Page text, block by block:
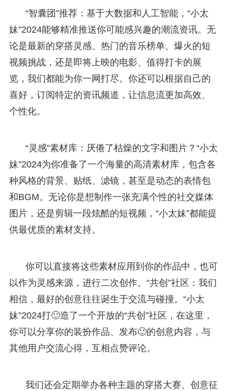
“智囊团”推荐：基于大数据和人工智能，“小太
妹”2024能够精准推送你可能感兴趣的潮流资讯。无
论是最新的穿搭灵感、热门的音乐榜单、爆火的短
视频挑战，还是即将上映的电影、值得打卡的展
览，我们都能为你一网打尽。你还可以根据自己的
喜好，订阅特定的资讯频道，让信息流更加高效、
个性化。
“灵感”素材库：厌倦了枯燥的文字和图片？“小太
妹”2024为你准备了一个海量的高清素材库，包含各
种风格的背景、贴纸、滤镜，甚至是动态的表情包
和BGM。无论你是想制作一张充满个性的社交媒体
图片，还是剪辑一段炫酷的短视频，“小太妹”都能提
供最优质的素材支持。
你可以直接将这些素材应用到你的作品中，也可
以作为灵感来源，进行二次创作。“共创”社区：我们
相信，最好的创意往往诞生于交流与碰撞。“小太
妹”2024打🙂造了一个开放的“共创”社区，在这里，
你可以分享你的装扮作品、发布🙂的创意内容，与
其他用户交流心得，互相点赞评论。
我们还会定期举办各种主题的穿搭大赛、创意征